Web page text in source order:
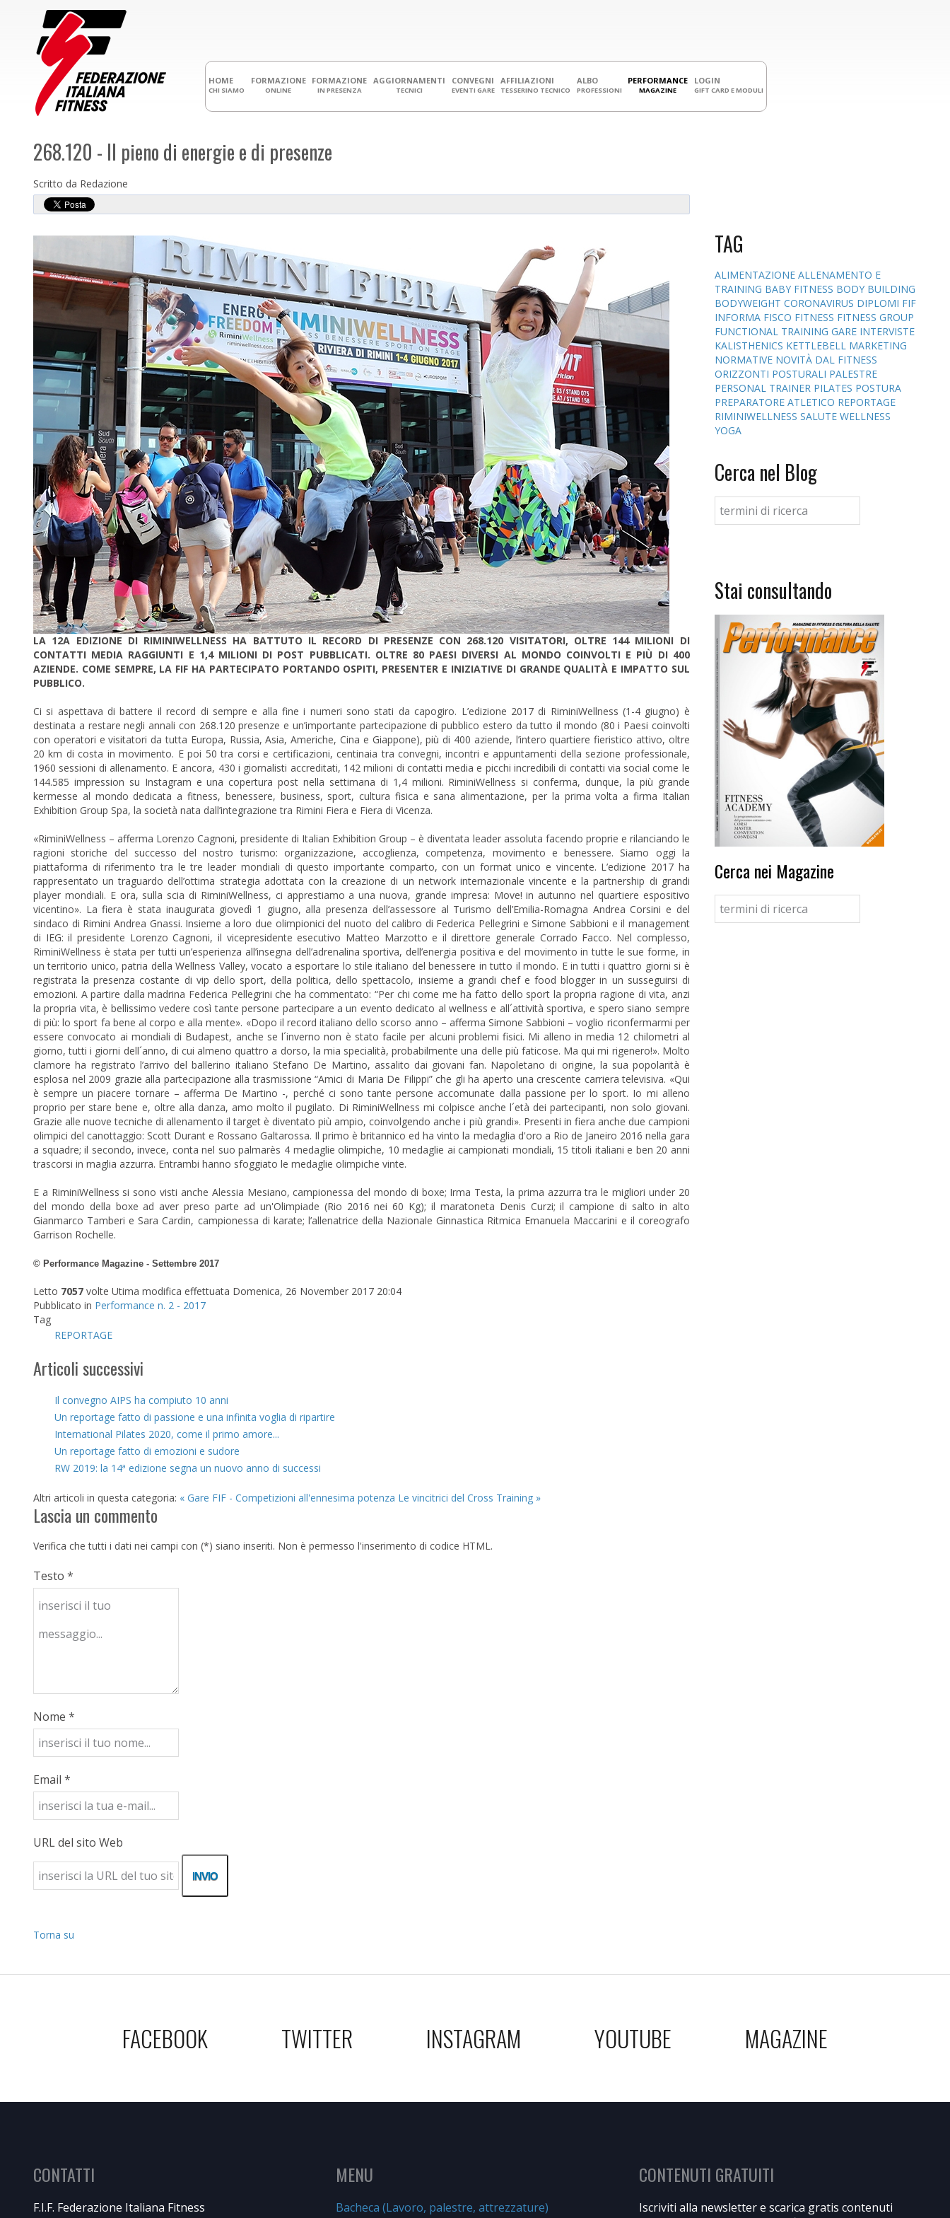
HOME
CHI SIAMO
FORMAZIONE
ONLINE
FORMAZIONE
IN PRESENZA
AGGIORNAMENTI
TECNICI
CONVEGNI
EVENTI GARE
AFFILIAZIONI
TESSERINO TECNICO
ALBO
PROFESSIONI
PERFORMANCE
MAGAZINE
LOGIN
GIFT CARD E MODULI
268.120 - Il pieno di energie e di presenze
Scritto da Redazione
LA 12A EDIZIONE DI RIMINIWELLNESS HA BATTUTO IL RECORD DI PRESENZE CON 268.120 VISITATORI, OLTRE 144 MILIONI DI
CONTATTI MEDIA RAGGIUNTI E 1,4 MILIONI DI POST PUBBLICATI. OLTRE 80 PAESI DIVERSI AL MONDO COINVOLTI E PIÙ DI 400
AZIENDE. COME SEMPRE, LA FIF HA PARTECIPATO PORTANDO OSPITI, PRESENTER E INIZIATIVE DI GRANDE QUALITÀ E IMPATTO SUL
PUBBLICO.
Ci si aspettava di battere il record di sempre e alla fine i numeri sono stati da capogiro. L’edizione 2017 di RiminiWellness (1-4 giugno) è
destinata a restare negli annali con 268.120 presenze e un’importante partecipazione di pubblico estero da tutto il mondo (80 i Paesi coinvolti
con operatori e visitatori da tutta Europa, Russia, Asia, Americhe, Cina e Giappone), più di 400 aziende, l’intero quartiere fieristico attivo, oltre
20 km di costa in movimento. E poi 50 tra corsi e certificazioni, centinaia tra convegni, incontri e appuntamenti della sezione professionale,
1960 sessioni di allenamento. E ancora, 430 i giornalisti accreditati, 142 milioni di contatti media e picchi incredibili di contatti via social come le
144.585 impression su Instagram e una copertura post nella settimana di 1,4 milioni. RiminiWellness si conferma, dunque, la più grande
kermesse al mondo dedicata a fitness, benessere, business, sport, cultura fisica e sana alimentazione, per la prima volta a firma Italian
Exhibition Group Spa, la società nata dall’integrazione tra Rimini Fiera e Fiera di Vicenza.
«RiminiWellness – afferma Lorenzo Cagnoni, presidente di Italian Exhibition Group – è diventata leader assoluta facendo proprie e rilanciando le
ragioni storiche del successo del nostro turismo: organizzazione, accoglienza, competenza, movimento e benessere. Siamo oggi la
piattaforma di riferimento tra le tre leader mondiali di questo importante comparto, con un format unico e vincente. L’edizione 2017 ha
rappresentato un traguardo dell’ottima strategia adottata con la creazione di un network internazionale vincente e la partnership di grandi
player mondiali. E ora, sulla scia di RiminiWellness, ci apprestiamo a una nuova, grande impresa: Move! in autunno nel quartiere espositivo
vicentino». La fiera è stata inaugurata giovedì 1 giugno, alla presenza dell’assessore al Turismo dell’Emilia-Romagna Andrea Corsini e del
sindaco di Rimini Andrea Gnassi. Insieme a loro due olimpionici del nuoto del calibro di Federica Pellegrini e Simone Sabbioni e il management
di IEG: il presidente Lorenzo Cagnoni, il vicepresidente esecutivo Matteo Marzotto e il direttore generale Corrado Facco. Nel complesso,
RiminiWellness è stata per tutti un’esperienza all’insegna dell’adrenalina sportiva, dell’energia positiva e del movimento in tutte le sue forme, in
un territorio unico, patria della Wellness Valley, vocato a esportare lo stile italiano del benessere in tutto il mondo. E in tutti i quattro giorni si è
registrata la presenza costante di vip dello sport, della politica, dello spettacolo, insieme a grandi chef e food blogger in un susseguirsi di
emozioni. A partire dalla madrina Federica Pellegrini che ha commentato: “Per chi come me ha fatto dello sport la propria ragione di vita, anzi
la propria vita, è bellissimo vedere così tante persone partecipare a un evento dedicato al wellness e all´attività sportiva, e spero siano sempre
di più: lo sport fa bene al corpo e alla mente». «Dopo il record italiano dello scorso anno – afferma Simone Sabbioni – voglio riconfermarmi per
essere convocato ai mondiali di Budapest, anche se l´inverno non è stato facile per alcuni problemi fisici. Mi alleno in media 12 chilometri al
giorno, tutti i giorni dell´anno, di cui almeno quattro a dorso, la mia specialità, probabilmente una delle più faticose. Ma qui mi rigenero!». Molto
clamore ha registrato l’arrivo del ballerino italiano Stefano De Martino, assalito dai giovani fan. Napoletano di origine, la sua popolarità è
esplosa nel 2009 grazie alla partecipazione alla trasmissione “Amici di Maria De Filippi” che gli ha aperto una crescente carriera televisiva. «Qui
è sempre un piacere tornare – afferma De Martino -, perché ci sono tante persone accomunate dalla passione per lo sport. Io mi alleno
proprio per stare bene e, oltre alla danza, amo molto il pugilato. Di RiminiWellness mi colpisce anche l´età dei partecipanti, non solo giovani.
Grazie alle nuove tecniche di allenamento il target è diventato più ampio, coinvolgendo anche i più grandi». Presenti in fiera anche due campioni
olimpici del canottaggio: Scott Durant e Rossano Galtarossa. Il primo è britannico ed ha vinto la medaglia d'oro a Rio de Janeiro 2016 nella gara
a squadre; il secondo, invece, conta nel suo palmarès 4 medaglie olimpiche, 10 medaglie ai campionati mondiali, 15 titoli italiani e ben 20 anni
trascorsi in maglia azzurra. Entrambi hanno sfoggiato le medaglie olimpiche vinte.
E a RiminiWellness si sono visti anche Alessia Mesiano, campionessa del mondo di boxe; Irma Testa, la prima azzurra tra le migliori under 20
del mondo della boxe ad aver preso parte ad un'Olimpiade (Rio 2016 nei 60 Kg); il maratoneta Denis Curzi; il campione di salto in alto
Gianmarco Tamberi e Sara Cardin, campionessa di karate; l’allenatrice della Nazionale Ginnastica Ritmica Emanuela Maccarini e il coreografo
Garrison Rochelle.
© Performance Magazine - Settembre 2017
Letto 7057 volte Utima modifica effettuata Domenica, 26 November 2017 20:04
Pubblicato in Performance n. 2 - 2017
Tag
REPORTAGE
Articoli successivi
Il convegno AIPS ha compiuto 10 anni
Un reportage fatto di passione e una infinita voglia di ripartire
International Pilates 2020, come il primo amore...
Un reportage fatto di emozioni e sudore
RW 2019: la 14ª edizione segna un nuovo anno di successi
Altri articoli in questa categoria: « Gare FIF - Competizioni all'ennesima potenza Le vincitrici del Cross Training »
Lascia un commento
Verifica che tutti i dati nei campi con (*) siano inseriti. Non è permesso l'inserimento di codice HTML.
Testo *
Nome *
Email *
URL del sito Web
Torna su
TAG
ALIMENTAZIONE ALLENAMENTO E
TRAINING BABY FITNESS BODY BUILDING
BODYWEIGHT CORONAVIRUS DIPLOMI FIF
INFORMA FISCO FITNESS FITNESS GROUP
FUNCTIONAL TRAINING GARE INTERVISTE
KALISTHENICS KETTLEBELL MARKETING
NORMATIVE NOVITÀ DAL FITNESS
ORIZZONTI POSTURALI PALESTRE
PERSONAL TRAINER PILATES POSTURA
PREPARATORE ATLETICO REPORTAGE
RIMINIWELLNESS SALUTE WELLNESS
YOGA
Cerca nel Blog
Stai consultando
Cerca nei Magazine
FACEBOOK TWITTER INSTAGRAM YOUTUBE MAGAZINE
CONTATTI
F.I.F. Federazione Italiana Fitness
MENU
Bacheca (Lavoro, palestre, attrezzature)
CONTENUTI GRATUITI
Iscriviti alla newsletter e scarica gratis contenuti